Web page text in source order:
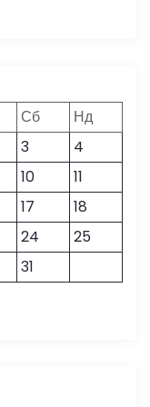
Сб
Нд
3
4
10
11
17
18
24
25
31